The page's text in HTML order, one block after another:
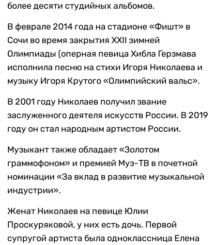
более десяти студийных альбомов.
В феврале 2014 года на стадионе «Фишт» в
Сочи во время закрытия XXII зимней
Олимпиады (оперная певица Хибла Герзмава
исполнила песню на стихи Игоря Николаева и
музыку Игоря Крутого «Олимпийский вальс».
В 2001 году Николаев получил звание
заслуженного деятеля искусств России. В 2019
году он стал народным артистом России.
Музыкант также обладает «Золотом
граммофоном» и премией Муз-ТВ в почетной
номинации «За вклад в развитие музыкальной
индустрии».
Женат Николаев на певице Юлии
Проскуряковой, у них есть дочь. Первой
супругой артиста была одноклассница Елена